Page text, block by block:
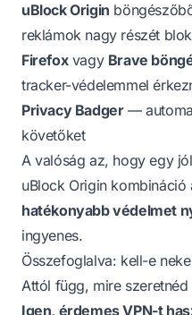
uBlock Origin
reklámok nagy részét
Firefoxvagy Brave
tracker-védelemmel
Privacy Badger—
követőket
A valóság az, hogy egy
uBlock Origin
hatékonyabb védelmet
ingyenes.
Összefoglalva: kell-e
Attól függ, mire szeretnéd
Igen, érdemes VPN-t